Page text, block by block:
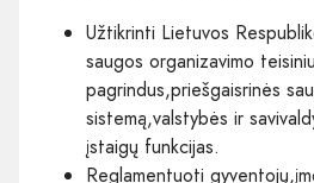
Užtikrinti Lietuvos
saugos organizavimo
pagrindus,priešgaisrinės
sistemą,valstybės ir
įstaigų funkcijas.
Reglamentuoti